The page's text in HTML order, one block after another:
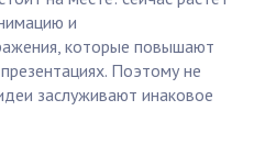
и
которые повышают
Поэтому не
заслуживают инаковое